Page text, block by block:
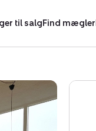
til salgFind mægler